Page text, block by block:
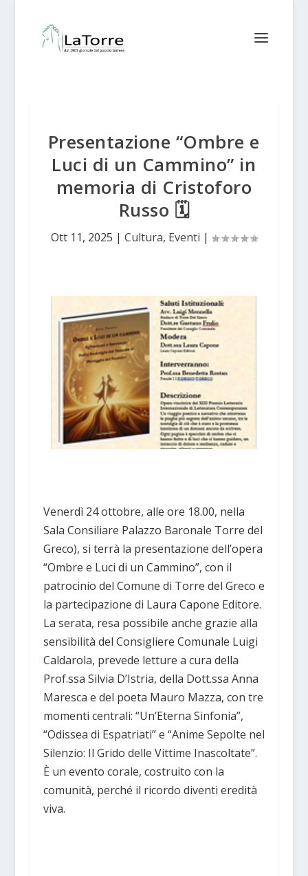
Presentazione “Ombre e
Luci di un Cammino” in
memoria di Cristoforo
Russo 🗓
Ott 11, 2025 | Cultura, Eventi |
Venerdì 24 ottobre, alle ore 18.00, nella
Sala Consiliare Palazzo Baronale Torre del
Greco), si terrà la presentazione dell’opera
“Ombre e Luci di un Cammino”, con il
patrocinio del Comune di Torre del Greco e
la partecipazione di Laura Capone Editore.
La serata, resa possibile anche grazie alla
sensibilità del Consigliere Comunale Luigi
Caldarola, prevede letture a cura della
Prof.ssa Silvia D’Istria, della Dott.ssa Anna
Maresca e del poeta Mauro Mazza, con tre
momenti centrali: “Un’Eterna Sinfonia”,
“Odissea di Espatriati” e “Anime Sepolte nel
Silenzio: Il Grido delle Vittime Inascoltate”.
È un evento corale, costruito con la
comunità, perché il ricordo diventi eredità
viva.